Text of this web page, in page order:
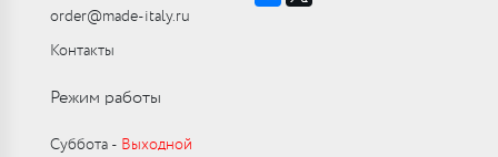
order@made-italy.ru
Контакты
Режим работы
Суббота ‑ Выходной